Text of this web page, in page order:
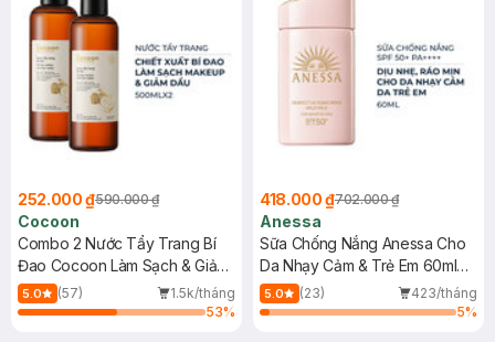
252.000 ₫590.000 ₫
Cocoon
Combo 2 Nước Tẩy Trang Bí
Đao Cocoon Làm Sạch & Giảm
Dầu 500ml
5.0 (57)
1.5k/tháng
53%
418.000 ₫702.000 ₫
Anessa
Sữa Chống Nắng Anessa Cho
Da Nhạy Cảm & Trẻ Em 60ml
(Mới)
5.0 (23)
423/tháng
5%